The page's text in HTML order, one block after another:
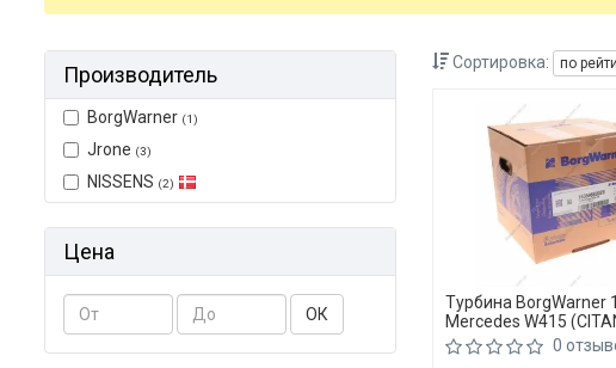
Производитель
BorgWarner (1)
Jrone (3)
NISSENS (2)
Цена
ОК
Сортировка: по
Турбина BorgWarner
Mercedes W415
0